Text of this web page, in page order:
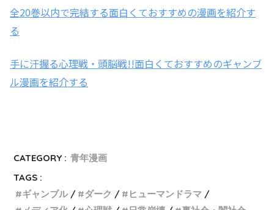
全20巻以内で完結する面白くておすすめの漫画を紹介す
る
手に汗握る心理戦・頭脳戦!!面白くておすすめのギャンブ
ル漫画を紹介する
CATEGORY : 青年漫画
TAGS :
ギャンブル
ダーク
ヒューマンドラマ